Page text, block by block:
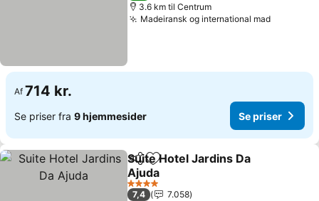
3.6 km til Centrum
Madeiransk og international mad
Af 714 kr.
Se priser fra 9 hjemmesider Se priser
Del Føj til favoritter
Suite Hotel Jardins Da
Ajuda
4 Stjerner
7,4
7.058